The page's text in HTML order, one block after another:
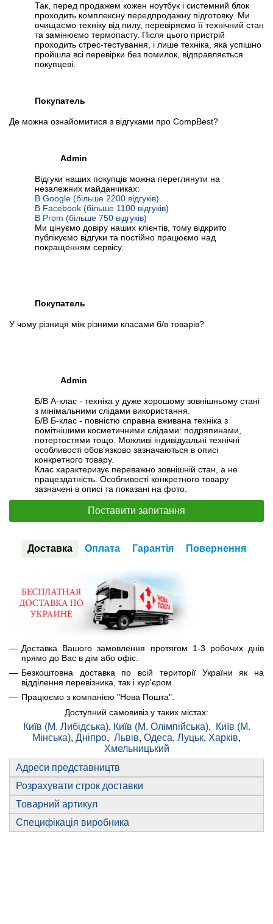
Так, перед продажем кожен ноутбук і системний блок
проходить комплексну передпродажну підготовку. Ми
очищаємо техніку від пилу, перевіряємо її технічний стан
та замінюємо термопасту. Після цього пристрій
проходить стрес-тестування, і лише техніка, яка успішно
пройшла всі перевірки без помилок, відправляється
покупцеві.
Покупатель
Де можна ознайомитися з відгуками про CompBest?
Admin
Відгуки наших покупців можна переглянути на
незалежних майданчиках:
В Google (більше 2200 відгуків)
В Facebook (більше 1100 відгуків)
В Prom (більше 750 відгуків)
Ми цінуємо довіру наших клієнтів, тому відкрито
публікуємо відгуки та постійно працюємо над
покращенням сервісу.
Покупатель
У чому різниця між різними класами б/в товарів?
Admin
Б/В А-клас - техніка у дуже хорошому зовнішньому стані
з мінімальними слідами використання.
Б/В Б-клас - повністю справна вживана техніка з
помітнішими косметичними слідами: подряпинами,
потертостями тощо. Можливі індивідуальні технічні
особливості обов’язково зазначаються в описі
конкретного товару.
Клас характеризує переважно зовнішній стан, а не
працездатність. Особливості конкретного товару
зазначені в описі та показані на фото.
Поставити запитання
Доставка Оплата Гарантія Повернення
Доставка Вашого замовлення протягом 1-3 робочих днів
прямо до Вас в дім або офіс.
Безкоштовна доставка по всій території України як на
відділення перевізника, так і кур'єром.
Працюємо з компанією "Нова Пошта".
Доступний самовивіз у таких містах:
Київ (М. Либідська), Київ (М. Олімпійська),
Київ (М.
Мінська), Дніпро, Львів, Одеса, Луцьк, Харків,
Хмельницький
Адреси представництв
Розрахувати строк доставки
Товарний артикул
Специфікація виробника